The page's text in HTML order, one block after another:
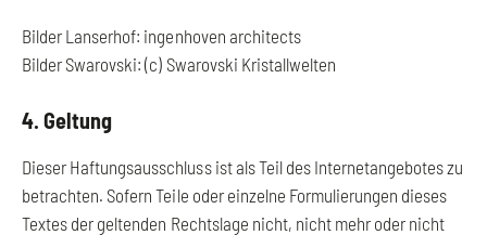
Bilder Lanserhof: ingenhoven architects
Bilder Swarovski: (c) Swarovski Kristallwelten
4. Geltung
Dieser Haftungsausschluss ist als Teil des Internetangebotes zu
betrachten. Sofern Teile oder einzelne Formulierungen dieses
Textes der geltenden Rechtslage nicht, nicht mehr oder nicht